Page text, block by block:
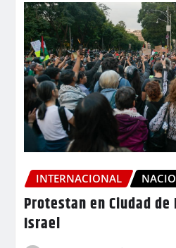
INTERNACIONAL
Protestan en Ciudad
Israel